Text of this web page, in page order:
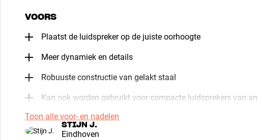
VOORS
Plaatst de luidspreker op de juiste oorhoogte
Meer dynamiek en details
Robuuste constructie van gelakt staal
Kan ook worden gebruikt voor compacte luidsprekers van
Toon alle voor- en nadelen
STIJN J.
Eindhoven